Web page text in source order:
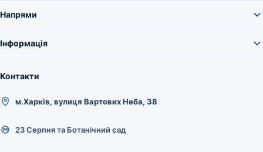
Напрями
Інформація
Контакти
м.Харків, вулиця Вартових Неба, 38
23 Серпня та Ботанічний сад